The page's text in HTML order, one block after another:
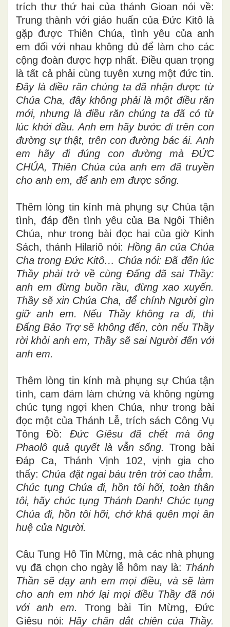
trích thư thứ hai của thánh Gioan nói về:
Trung thành với giáo huấn của Đức Kitô là
gặp được Thiên Chúa, tình yêu của anh
em đối với nhau không đủ để làm cho các
cộng đoàn được hợp nhất. Điều quan trọng
là tất cả phải cùng tuyên xưng một đức tin.
Đây là điều răn chúng ta đã nhận được từ
Chúa Cha, đây không phải là một điều răn
mới, nhưng là điều răn chúng ta đã có từ
lúc khởi đầu. Anh em hãy bước đi trên con
đường sự thật, trên con đường bác ái. Anh
em hãy đi đúng con đường mà ĐỨC
CHÚA, Thiên Chúa của anh em đã truyền
cho anh em, để anh em được sống.
Thêm lòng tin kính mà phụng sự Chúa tận
tình, đáp đền tình yêu của Ba Ngôi Thiên
Chúa, như trong bài đọc hai của giờ Kinh
Sách, thánh Hilariô nói: Hồng ân của Chúa
Cha trong Đức Kitô… Chúa nói: Đã đến lúc
Thầy phải trở về cùng Đấng đã sai Thầy:
anh em đừng buồn rầu, đừng xao xuyến.
Thầy sẽ xin Chúa Cha, để chính Người gìn
giữ anh em. Nếu Thầy không ra đi, thì
Đấng Bảo Trợ sẽ không đến, còn nếu Thầy
rời khỏi anh em, Thầy sẽ sai Người đến với
anh em.
Thêm lòng tin kính mà phụng sự Chúa tận
tình, cam đảm làm chứng và không ngừng
chúc tụng ngợi khen Chúa, như trong bài
đọc một của Thánh Lễ, trích sách Công Vụ
Tông Đồ: Đức Giêsu đã chết mà ông
Phaolô quả quyết là vẫn sống. Trong bài
Đáp Ca, Thánh Vịnh 102, vịnh gia cho
thấy: Chúa đặt ngai báu trên trời cao thẳm.
Chúc tụng Chúa đi, hồn tôi hỡi, toàn thân
tôi, hãy chúc tụng Thánh Danh! Chúc tụng
Chúa đi, hồn tôi hỡi, chớ khá quên mọi ân
huệ của Người.
Câu Tung Hô Tin Mừng, mà các nhà phụng
vụ đã chọn cho ngày lễ hôm nay là: Thánh
Thần sẽ dạy anh em mọi điều, và sẽ làm
cho anh em nhớ lại mọi điều Thầy đã nói
với anh em. Trong bài Tin Mừng, Đức
Giêsu nói: Hãy chăn dắt chiên của Thầy.